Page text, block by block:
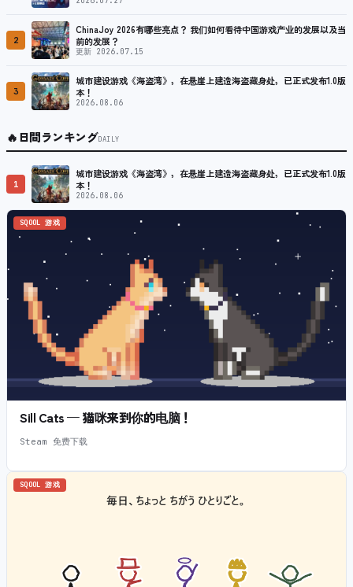
2
ChinaJoy 2026有哪些亮点？ 我们如何看待中国游戏产业的发展以及当
前的发展？
更新 2026.07.15
3
城市建设游戏《海盗湾》，在悬崖上建造海盗藏身处，已正式发布1.0版
本！
2026.08.06
🔥日間ランキングDAILY
1
城市建设游戏《海盗湾》，在悬崖上建造海盗藏身处，已正式发布1.0版
本！
2026.08.06
SQOOL 游戏
Sill Cats — 猫咪来到你的电脑！
Steam 免费下载
SQOOL 游戏